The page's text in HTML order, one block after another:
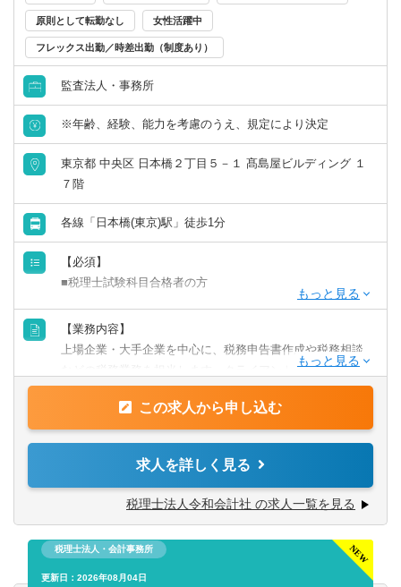
原則として転勤なし 女性活躍中
フレックス出勤／時差出勤（制度あり）
監査法人・事務所
※年齢、経験、能力を考慮のうえ、規定により決定
東京都 中央区 日本橋２丁目５－１ 髙島屋ビルディング １
７階
各線「日本橋(東京)駅」徒歩1分
【必須】
■税理士試験科目合格者の方
【歓迎】
■監査法人にて実務経験のある方
■事業会社経理にて実務経験のある方
【業務内容】
上場企業・大手企業を中心に、税務申告書作成や税務相談
などの税務業務を担当します。クライアントに寄り添いな
【業務詳細】
■各種税務申告書作成
■年末調整、確定申告業務
■法人設立に関する手続き及び届出
■税務相談、コンサルティング業務（連結納税や組織再編
等）
この求人から申し込む
求人を詳しく見る
税理士法人令和会計社 の求人一覧を見る
税理士法人・会計事務所
更新日：2026年08月04日